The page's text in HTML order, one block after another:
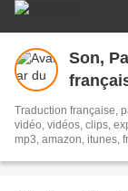
Son,
Traduction française,
vidéo, vidéos, clips,
mp3, amazon, itunes,